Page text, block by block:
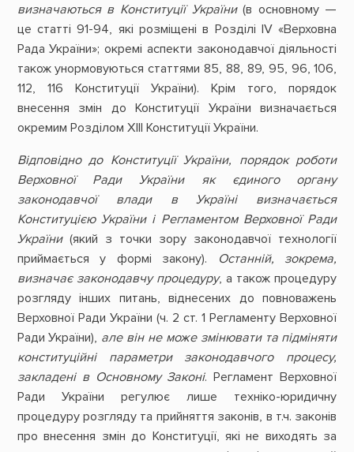
визначаються в Конституції України(в основному —
це статті 91-94, які розміщені в Розділі IV «Верховна
Рада України»; окремі аспекти законодавчої діяльності
також унормовуються статтями 85, 88, 89, 95, 96, 106,
112, 116 Конституції України). Крім того, порядок
внесення змін до Конституції України визначається
окремим Розділом XIII Конституції України.
Відповідно до Конституції України, порядок роботи
Верховної Ради України як єдиного органу
законодавчої влади в Україні визначається
Конституцією України і Регламентом Верховної Ради
України(який з точки зору законодавчої технології
приймається у формі закону).
Останній, зокрема,
визначає законодавчу процедуру, а також процедуру
розгляду інших питань, віднесених до повноважень
Верховної Ради України (ч. 2 ст. 1 Регламенту Верховної
Ради України), але він не може змінювати та підміняти
конституційні параметри законодавчого процесу,
закладені в Основному Законі. Регламент Верховної
Ради України регулює лише техніко-юридичну
процедуру розгляду та прийняття законів, в т.ч. законів
про внесення змін до Конституції, які не виходять за